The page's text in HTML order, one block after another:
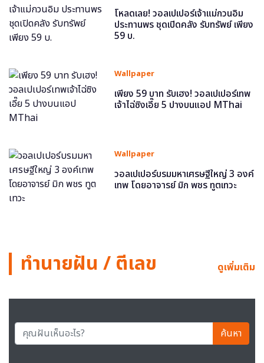
โหลดเลย! วอลเปเปอร์เจ้าแม่กวนอิม
ประทานพร ชุดเปิดคลัง รับทรัพย์ เพียง
59 บ.
Wallpaper
เพียง 59 บาท รับเฮง! วอลเปเปอร์เทพ
เจ้าไฉ่ซิงเอี๊ย 5 ปางบนแอป MThai
Wallpaper
วอลเปเปอร์บรมมหาเศรษฐีใหญ่ 3 องค์
เทพ โดยอาจารย์ มิก พชร ทูตเทวะ
ทำนายฝัน / ตีเลข ดูเพิ่มเติม
ค้นหา